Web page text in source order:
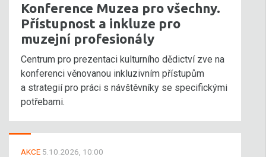
Konference Muzea pro všechny.
Přístupnost a inkluze pro
muzejní profesionály
Centrum pro prezentaci kulturního dědictví zve na
konferenci věnovanou inkluzivním přístupům
a strategií pro práci s návštěvníky se specifickými
potřebami.
AKCE 5.10.2026, 10:00